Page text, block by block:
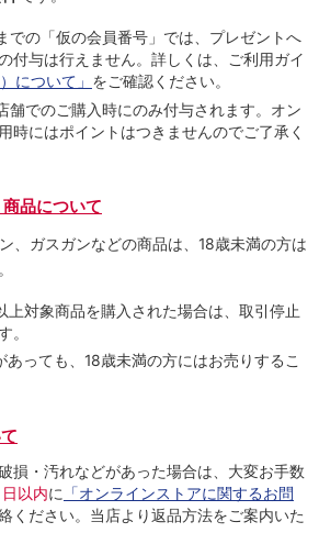
での「仮の会員番号」では、プレゼントへ
付与は⾏えません。詳しくは、ご利⽤ガイ
について」 をご確認ください。
舗でのご購⼊時にのみ付与されます。オン
時にはポイントはつきませんのでご了承く
品について
、ガスガンなどの商品は、18歳未満の方は
上対象商品を購入された場合は、取引停止
。
っても、18歳未満の方にはお売りするこ
損・汚れなどがあった場合は、大変お手数
以内に 「オンラインストアに関するお問
ください。当店より返品方法をご案内いた